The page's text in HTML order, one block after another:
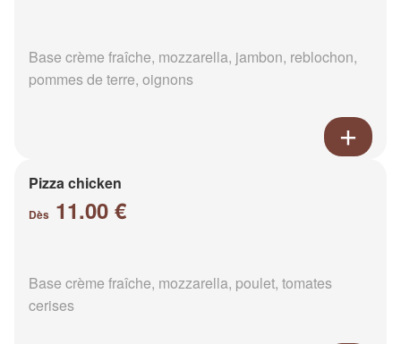
Base crème fraîche, mozzarella, jambon, reblochon,
pommes de terre, oignons
Pizza chicken
Dès 11.00 €
Base crème fraîche, mozzarella, poulet, tomates
cerises